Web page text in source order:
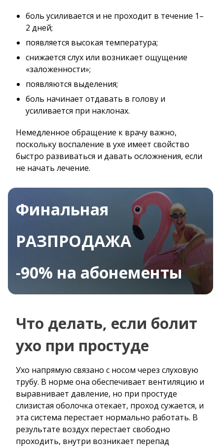
боль усиливается и не проходит в течение 1–
2 дней;
появляется высокая температура;
снижается слух или возникает ощущение
«заложенности»;
появляются выделения;
боль начинает отдавать в голову и
усиливается при наклонах.
Немедленное обращение к врачу важно,
поскольку воспаление в ухе имеет свойство
быстро развиваться и давать осложнения, если
не начать лечение.
Финальная
РАЗПРОДАЖА
-90% на абонементы
Что делать, если болит
ухо при простуде
Ухо напрямую связано с носом через слуховую
трубу. В норме она обеспечивает вентиляцию и
выравнивает давление, но при простуде
слизистая оболочка отекает, проход сужается, и
эта система перестает нормально работать. В
результате воздух перестает свободно
проходить, внутри возникает перепад